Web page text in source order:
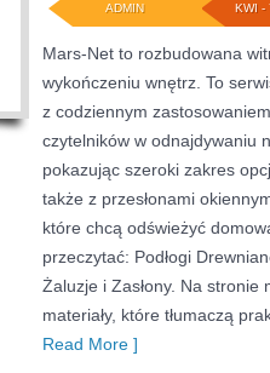
KWI -
ADMIN
Mars-Net to rozbudowana
wykończeniu wnętrz. To
z codziennym
czytelników w odnajdywaniu
pokazując szeroki zakres
także z przesłonami
które chcą odświeżyć
przeczytać: Podłogi
Żaluzje i Zasłony. Na
materiały, które tłumaczą
Read More ]